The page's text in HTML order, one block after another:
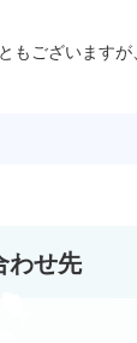
もございます
わせ先